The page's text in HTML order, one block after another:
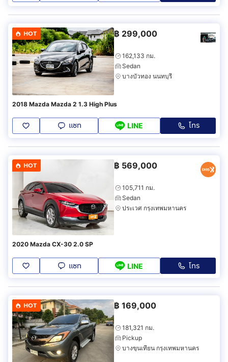
HOT ฿ 299,000
162,133 กม.
Sedan
บางบัวทอง นนทบุรี
2018 Mazda Mazda 2 1.3 High Plus
แชท LINE โทร
HOT ฿ 569,000
105,711 กม.
Sedan
ประเวศ กรุงเทพมหานคร
2020 Mazda CX-30 2.0 SP
แชท LINE โทร
HOT ฿ 169,000
181,321 กม.
Pickup
บางขุนเทียน กรุงเทพมหานคร